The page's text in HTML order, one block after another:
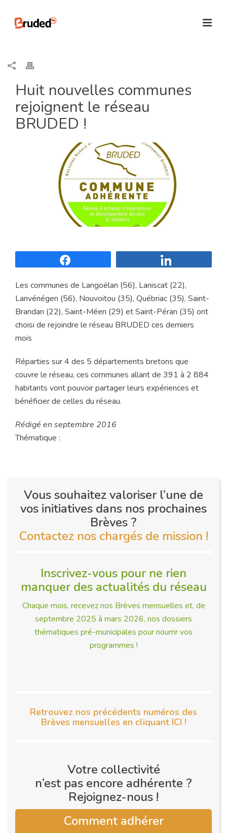
Huit nouvelles communes
rejoignent le réseau
BRUDED !
Les communes de Langoëlan (56), Laniscat (22),
Lanvénégen (56), Nouvoitou (35), Québriac (35), Saint-
Brandan (22), Saint-Méen (29) et Saint-Péran (35) ont
choisi de rejoindre le réseau BRUDED ces derniers
mois
Réparties sur 4 des 5 départements bretons que
couvre le réseau, ces communes allant de 391 à 2 884
habitants vont pouvoir partager leurs expériences et
bénéficier de celles du réseau.
Rédigé en septembre 2016
Thématique :
Vous souhaitez valoriser l’une de
vos initiatives dans nos prochaines
Brèves ?
Contactez nos chargés de mission !
Inscrivez-vous pour ne rien
manquer des actualités du réseau
Chaque mois, recevez nos Brèves mensuelles et, de
septembre 2025 à mars 2026, nos dossiers
thématiques pré-municipales pour nourrir vos
programmes !
Retrouvez nos précédents numéros des
Brèves mensuelles en cliquant ICI !
Votre collectivité
n’est pas encore adhérente ?
Rejoignez-nous !
Comment adhérer